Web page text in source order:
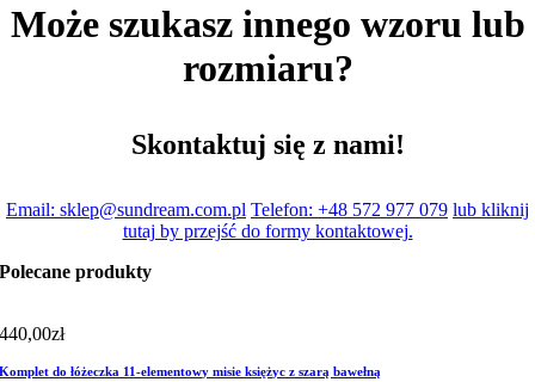
Może szukasz innego wzoru lub
rozmiaru?
Skontaktuj się z nami!
Email: sklep@sundream.com.pl Telefon: +48 572 977 079 lub kliknij
tutaj by przejść do formy kontaktowej.
Polecane produkty
440,00zł
Komplet do łóżeczka 11-elementowy misie księżyc z szarą bawełną